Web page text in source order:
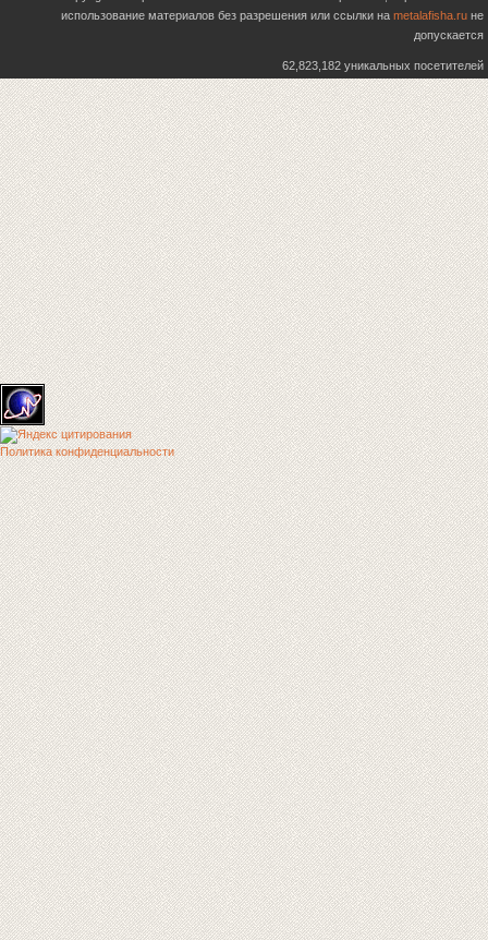
использование материалов без разрешения или ссылки на metalafisha.ru не
допускается
62,823,182 уникальных посетителей
Политика конфиденциальности